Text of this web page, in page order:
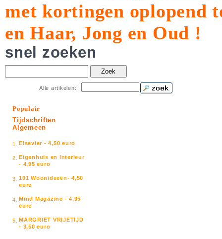
met kortingen oplopend
en Haar, Jong en Oud !
snel zoeken
Zoek
Alle artikelen:
Populair
Tijdschriften
Algemeen
1. Elsevier - 4,50 euro
2. Eigenhuis en Interieur
- 4,95 euro
3. 101 Woonideeën- 4,50
euro
4. Mind Magazine - 4,95
euro
5. MARGRIET VRIJETIJD
- 3,50 euro